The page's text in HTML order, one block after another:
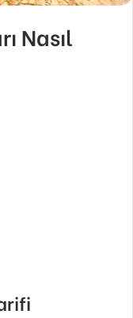
Nasıl